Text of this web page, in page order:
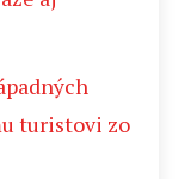
turistovi zo